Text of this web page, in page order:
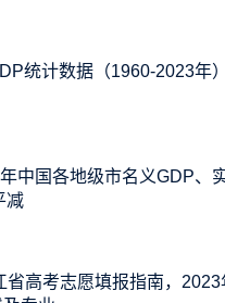
统计数据（1960-2023年
中国各地级市名义GDP、
减
省高考志愿填报指南，2023